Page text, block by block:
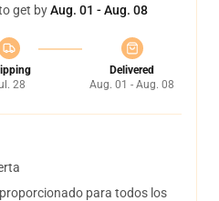
get byAug. 01 - Aug. 08
28
Delivered
Aug. 01 - Aug. 08
para todos los